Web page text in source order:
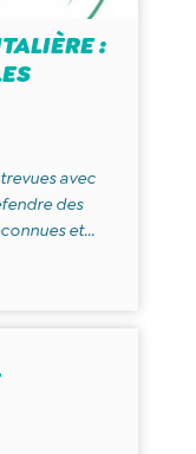
:
avec
des
et...